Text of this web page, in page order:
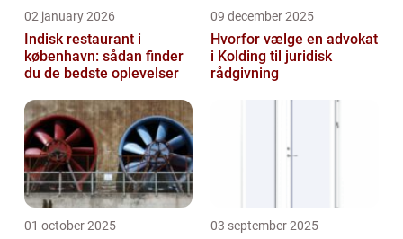
02 january 2026
Indisk restaurant i
københavn: sådan finder
du de bedste oplevelser
09 december 2025
Hvorfor vælge en advokat
i Kolding til juridisk
rådgivning
01 october 2025 03 september 2025